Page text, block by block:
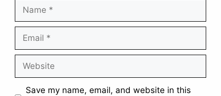
Name
Email
Website
Save my name, email, and website in this